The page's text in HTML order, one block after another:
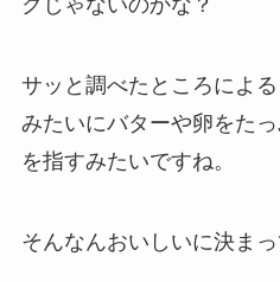
クじゃないのかな？
サッと調べたところによ
みたいにバターや卵をた
を指すみたいですね。
そんなんおいしいに決ま